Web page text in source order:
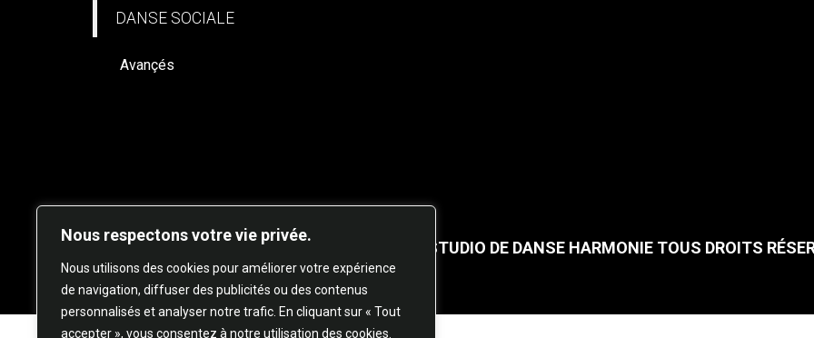
Nous respectons votre vie privée.
Nous utilisons des cookies pour améliorer votre expérience
de navigation, diffuser des publicités ou des contenus
personnalisés et analyser notre trafic. En cliquant sur « Tout
accepter », vous consentez à notre utilisation des cookies.
DANSE SOCIALE
Avançés
© 2025 STUDIO DE DANSE HARMONIE TOUS DROITS